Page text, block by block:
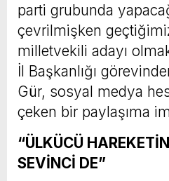
parti grubunda
çevrilmişken
milletvekili adayı
İl Başkanlığı
Gür, sosyal medya
çeken bir paylaşıma
“ÜLKÜCÜ
SEVİNCİ DE”